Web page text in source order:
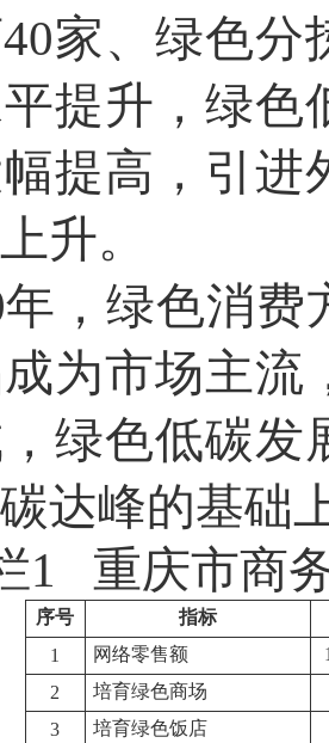
家、绿色分
提升，绿色
提高，引进
升。
年，绿色消
为市场主流
绿色低碳发
达峰的基础
1 重庆市商
序号
指标
1
网络零售额
2
培育绿色商场
3
培育绿色饭店